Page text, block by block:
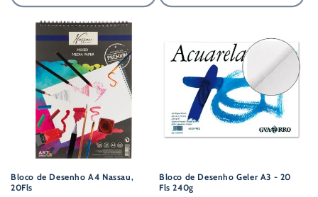
Bloco de Desenho A4 Nassau,
20Fls
Bloco de Desenho Geler A3 - 20
Fls 240g